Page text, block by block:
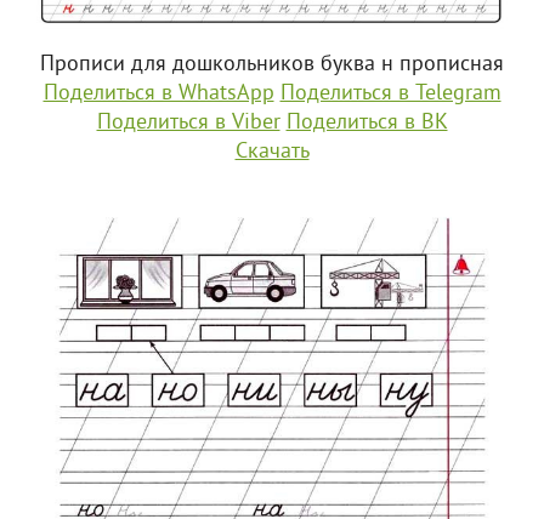
Прописи для дошкольников буква н прописная
Поделиться в WhatsApp Поделиться в Telegram
Поделиться в Viber Поделиться в ВК
Скачать